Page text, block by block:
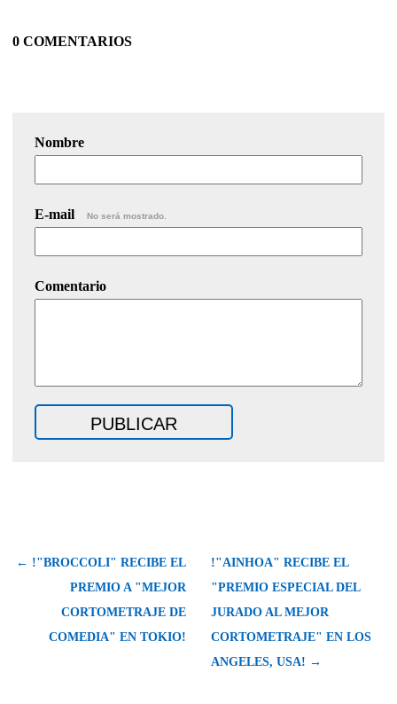
0 COMENTARIOS
Nombre
E-mail No será mostrado.
Comentario
← !"BROCCOLI" RECIBE EL
PREMIO A "MEJOR
CORTOMETRAJE DE
COMEDIA" EN TOKIO!
!"AINHOA" RECIBE EL
"PREMIO ESPECIAL DEL
JURADO AL MEJOR
CORTOMETRAJE" EN LOS
ANGELES, USA! →